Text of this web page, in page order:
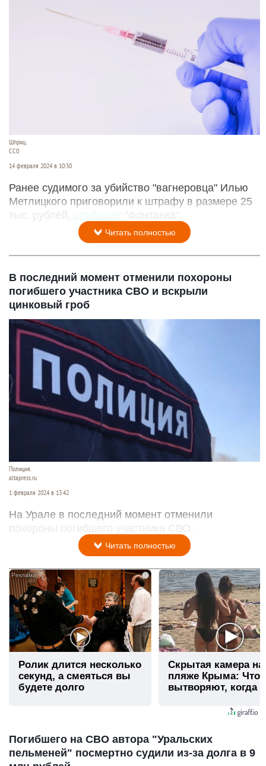
Шприц.
СС0
14 февраля 2024 в 10:30
Ранее судимого за убийство "вагнеровца" Илью
Метлицкого приговорили к штрафу в размере 25
тыс. рублей,
сообщает "Фонтанка".
Читать полностью
В последний момент отменили похороны
погибшего участника СВО и вскрыли
цинковый гроб
Полиция.
altapress.ru
1 февраля 2024 в 13:42
На Урале в последний момент отменили
похороны погибшего участника СВО.
Читать полностью
Ролик длится несколько
секунд, а смеяться вы
будете долго
Скрытая камера на
пляже Крыма: Что
вытворяют, когда
Погибшего на СВО автора "Уральских
пельменей" посмертно судили из-за долга в 9